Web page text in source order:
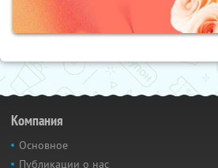
Компания
Основное
Публикации о нас